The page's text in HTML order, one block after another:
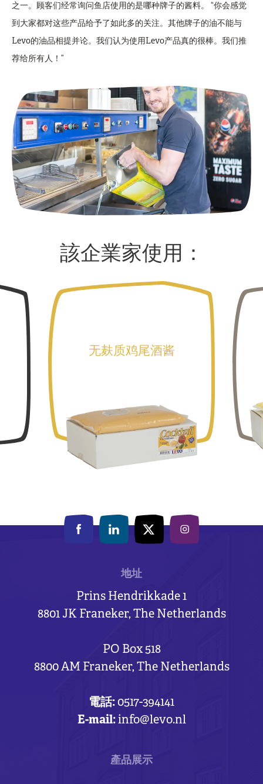
之一。顾客们经常询问鱼店使用的是哪种牌子的酱料。 “你会感觉
到大家都对这些产品给予了如此多的关注。其他牌子的油不能与
Levo的油品相提并论。我们认为使用Levo产品真的很棒。我们推
荐给所有人！”
該企業家使用：
无麸质鸡尾酒酱
地址
Prins Hendrikkade 1
8801 JK Franeker, The Netherlands
PO Box 518
8800 AM Franeker, The Netherlands
電話: 0517-394141
E-mail:info@levo.nl
產品展示